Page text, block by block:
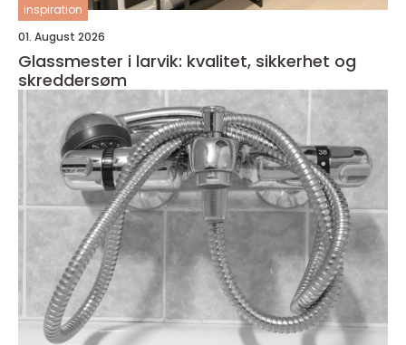
inspiration
01. August 2026
Glassmester i larvik: kvalitet, sikkerhet og
skreddersøm